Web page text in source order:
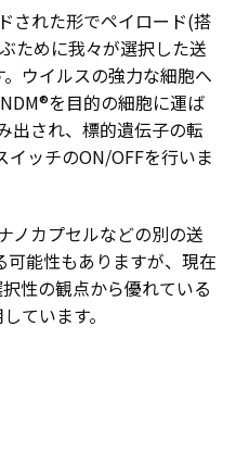
された形でペイロード(搭
ために我々が選択した送
ウイルスの強力な細胞へ
を目的の細胞に運ば
出され、標的遺伝子の転
ッチのON/OFFを行いま
ノカプセルなどの別の送
能性もありますが、現在
性の観点から優れている
ています。